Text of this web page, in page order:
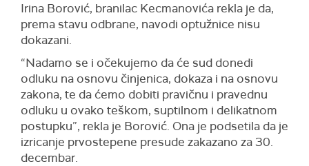
Irina Borović, branilac Kecmanovića rekla je da,
prema stavu odbrane, navodi optužnice nisu
dokazani.
“Nadamo se i očekujemo da će sud donedi
odluku na osnovu činjenica, dokaza i na osnovu
zakona, te da ćemo dobiti pravičnu i pravednu
odluku u ovako teškom, suptilnom i delikatnom
postupku”, rekla je Borović. Ona je podsetila da je
izricanje prvostepene presude zakazano za 30.
decembar.